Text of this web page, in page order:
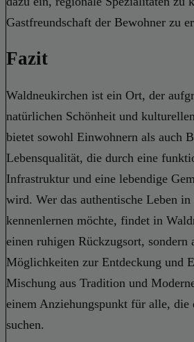
Gastfreundschaft der Bewohner zu
Fazit
Waldneukirchen ist ein Ort, der
natürlichen Schönheit und
bietet sowohl Einwohnern als auch
Lebensqualität, die durch eine
Infrastruktur und eine lebendige
wird. Wer das authentische Leben in
kennenlernen möchte, findet in
einen ruhigen Rückzugsort,
Möglichkeiten zur Entdeckung und
Mischung aus Tradition und
einem Anziehungspunkt für alle, die
suchen.